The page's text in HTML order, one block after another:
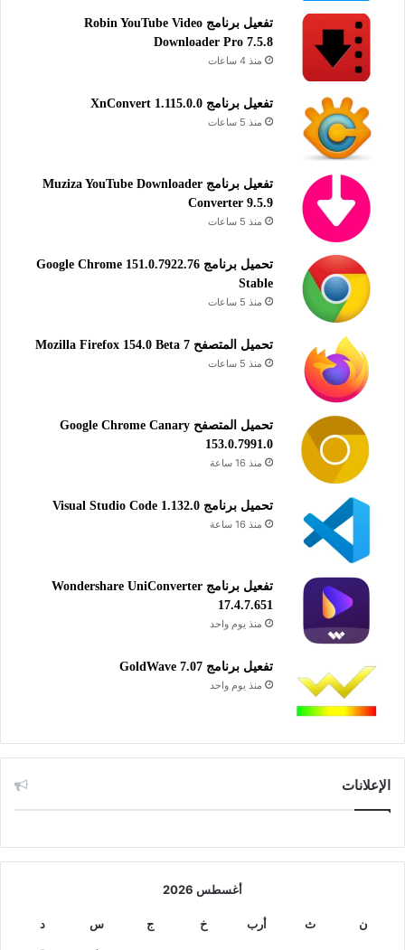
تفعيل برنامج Robin YouTube Video
Downloader Pro 7.5.8
منذ 4 ساعات
تفعيل برنامج XnConvert 1.115.0.0
منذ 5 ساعات
تفعيل برنامج Muziza YouTube Downloader
Converter 9.5.9
منذ 5 ساعات
تحميل برنامج Google Chrome 151.0.7922.76
Stable
منذ 5 ساعات
تحميل المتصفح Mozilla Firefox 154.0 Beta 7
منذ 5 ساعات
تحميل المتصفح Google Chrome Canary
153.0.7991.0
منذ 16 ساعة
تحميل برنامج Visual Studio Code 1.132.0
منذ 16 ساعة
تفعيل برنامج Wondershare UniConverter
17.4.7.651
منذ يوم واحد
تفعيل برنامج GoldWave 7.07
منذ يوم واحد
الإعلانات
أغسطس 2026
ن ث أرب خ ج س د